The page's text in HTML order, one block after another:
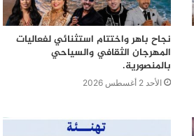
نجاح باهر واختتام استثنائي لفعاليات
المهرجان الثقافي والسياحي
بالمنصورية.
الأحد 2 أغسطس 2026